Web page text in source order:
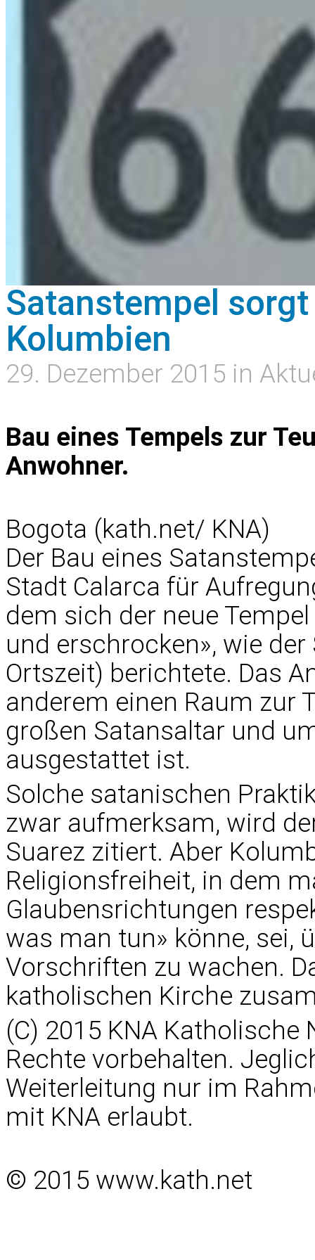
Satanstempel
Kolumbien
29. Dezember 2015 in
Bau eines Tempels zur
Anwohner.
Bogota (kath.net/ KNA)
Der Bau eines
Stadt Calarca für
dem sich der neue
und erschrocken», wie
Ortszeit) berichtete. Das
anderem einen Raum zur
großen Satansaltar und
ausgestattet ist.
Solche satanischen
zwar aufmerksam, wird
Suarez zitiert. Aber
Religionsfreiheit, in dem
Glaubensrichtungen
was man tun» könne, sei,
Vorschriften zu wachen.
katholischen Kirche
(C) 2015 KNA
Rechte vorbehalten.
Weiterleitung nur im
mit KNA erlaubt.
© 2015 www.kath.net